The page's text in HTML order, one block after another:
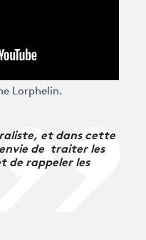
Lorphelin.
et dans cette
de traiter les
de rappeler les